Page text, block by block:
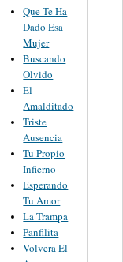
Que Te Ha
Dado Esa
Mujer
Buscando
Olvido
El
Amalditado
Triste
Ausencia
Tu Propio
Infierno
Esperando
Tu Amor
La Trampa
Panfilita
Volvera El